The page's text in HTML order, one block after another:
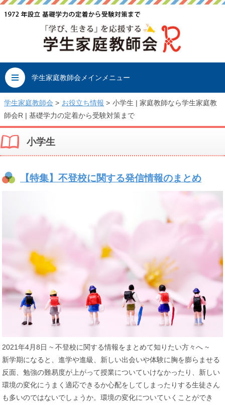
学生家庭教師会メインメニュー
学生家庭教師会 > お役立ち情報 > 小学生 | 家庭教師なら学生家庭教
師会R | 基礎学力の定着から受験対策まで
小学生
【特集】不登校に関する発信情報のまとめ
2021年4月8日 ~ 不登校に関する情報をまとめて知りたい方々へ ~
新学期になると、進学や進級、新しい出会いや体験に胸を膨らませる
反面、勉強の難易度が上がって授業についていけなかったり、新しい
環境の変化にうまく適応できるか心配をしてしまったりする生徒さん
も多いのではないでしょうか。環境の変化についていくことができ